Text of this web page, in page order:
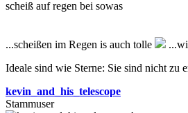
scheiß auf regen bei sowas
...scheißen im Regen is auch tolle
Ideale sind wie Sterne: Sie sind nicht zu
kevin_and_his_telescope
Stammuser